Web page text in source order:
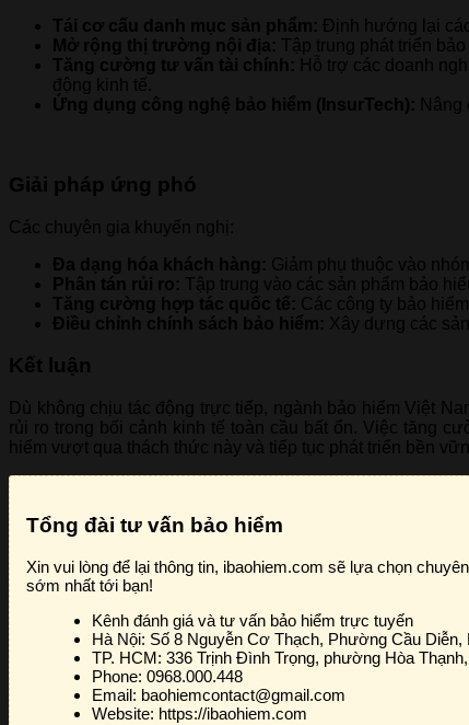
Tái cơ cấu danh mục sản phẩm: Định hướng lại
Mở rộng thị trường nội địa: Tập trung phát triển
Tăng cường tư vấn tài chính: Hỗ trợ các doanh
động kinh tế.
Ứng dụng công nghệ bảo hiểm (InsurTech):
Giải pháp ứng phó
Các chuyên gia khuyến nghị:
Đa dạng hóa khách hàng: Giảm phụ thuộc vào
Phân tán rủi ro: Tập trung vào các sản phẩm bảo
Tăng cường hợp tác quốc tế: Các công ty bảo
Điều chỉnh chính sách bảo hiểm: Xây dựng các
Kết luận
Dù không chịu tác động trực tiếp, ngành bảo hiểm Việt
rủi ro trong bối cảnh kinh tế toàn cầu bất ổn. Việc tăng
hiểm vượt qua thách thức này và tiếp tục phát triển bền
Tổng đài tư vấn bảo hiểm
Xin vui lòng để lại thông tin, ibaohiem.com sẽ lựa chọn
sớm nhất tới bạn!
Kênh đánh giá và tư vấn bảo hiểm trực tuyến
Hà Nội: Số 8 Nguyễn Cơ Thạch, Phường Cầu Diễn,
TP. HCM: 336 Trịnh Đình Trọng, phường Hòa
Phone: 0968.000.448
Email: baohiemcontact@gmail.com
Website: https://ibaohiem.com